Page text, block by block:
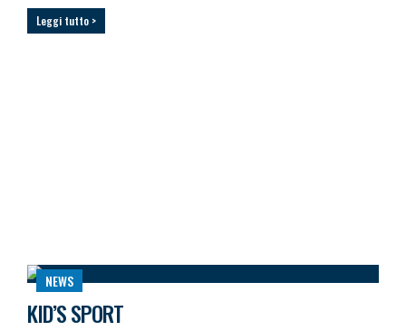
Leggi tutto >
NEWS
KID’S SPORT